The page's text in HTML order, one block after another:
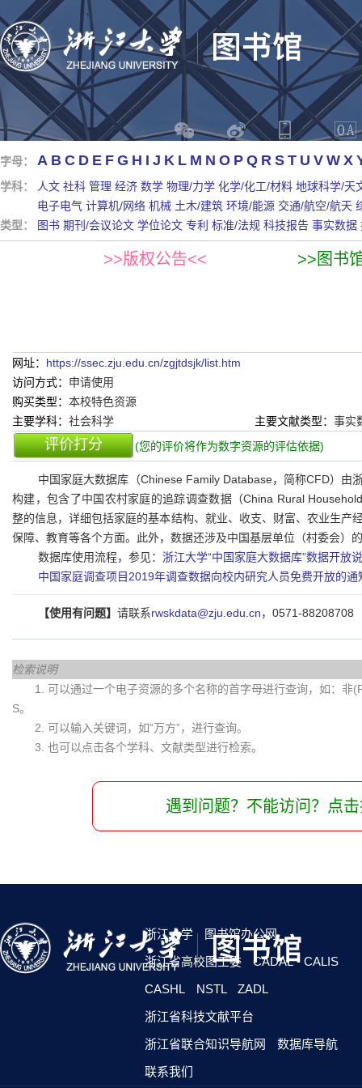
字母： A B C D E F G H I J K L M N O P Q R S T U V W X
学科： 人文 社科 管理 经济 数学 物理/力学 化学/化工/材料 地球科学/天
电子电气 计算机/网络 机械 土木/建筑 环境/能源 交通/航空/航天
类型：
图书 期刊/会议论文 学位论文 专利 标准/法规 科技报告 事实数据
>>版权公告<< >>图书
网址： https://ssec.zju.edu.cn/zgjtdsjk/list.htm
访问方式： 申请使用
购买类型： 本校特色资源
主要学科： 社会科学 主要文献类型： 事实
评价打分 (您的评价将作为数字资源的评估依据)
中国家庭大数据库（Chinese Family Database，简称CFD）由
构建，包含了中国农村家庭的追踪调查数据（China Rural
整的信息，详细包括家庭的基本结构、就业、收支、财富、农业生产
保障、教育等各个方面。此外，数据还涉及中国基层单位（村委会）
数据库使用流程，参见：浙江大学“中国家庭大数据库”数据开放
中国家庭调查项目2019年调查数据向校内研究人员免费开放的通
【使用有问题】请联系rwskdata@zju.edu.cn，0571-88208708
检索说明
1. 可以通过一个电子资源的多个名称的首字母进行查询，如：
S。
2. 可以输入关键词，如“万方”，进行查询。
3. 也可以点击各个学科、文献类型进行检索。
遇到问题？不能访问？点
浙江大学
图书馆办公网
浙江省高校图工委
CADAL
CALIS
CASHL
NSTL
ZADL
浙江省科技文献平台
浙江省联合知识导航网
数据库导航
联系我们